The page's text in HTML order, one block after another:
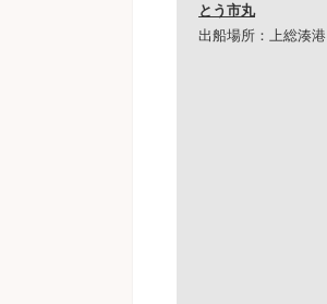
とう市丸
出船場所：上総湊港